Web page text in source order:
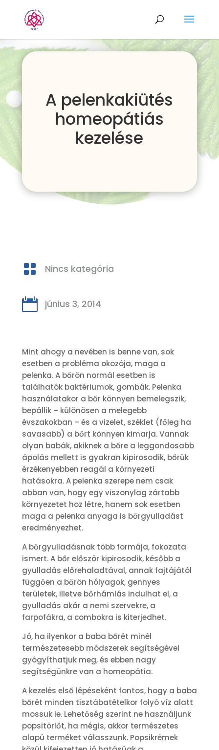
A pelenkakiütés
homeopátiás
kezelése
 Nincs kategória
 június 3, 2014
Mint ahogy a nevében is benne van, sok
esetben a probléma okozója, maga a
pelenka. A bőrön normál esetben is
találhatók baktériumok, gombák. Pelenka
használatakor a bőr könnyen bemelegszik,
bepállik – különösen a melegebb
évszakokban – és a vizelet, széklet (főleg ha
savasabb) a bőrt könnyen kimarja. Vannak
olyan babák, akiknek a bőre a leggondosabb
ápolás mellett is gyakran kipirosodik, bőrük
érzékenyebben reagál a környezeti
hatásokra. A pelenka szerepe nem csak
abban van, hogy egy viszonylag zártabb
környezetet hoz létre, hanem sok esetben
maga a pelenka anyaga is bőrgyulladást
eredményezhet.
A bőrgyulladásnak több formája, fokozata
ismert. A bőr először kipirosodik, később a
gyulladás előrehaladtával, annak fajtájától
függően a bőrön hólyagok, gennyes
területek, illetve bőrhámlás indulhat el, a
gyulladás akár a nemi szervekre, a
farpofákra, a combokra is kiterjedhet.
Jó, ha ilyenkor a baba bőrét minél
természetesebb módszerek segítségével
gyógyíthatjuk meg, és ebben nagy
segítségünkre van a homeopátia.
A kezelés első lépéseként fontos, hogy a baba
bőrét minden tisztábatételkor folyó víz alatt
mossuk le. Lehetőség szerint ne használjunk
popsitörlőt, ha mégis, akkor természetes
alapú terméket válasszunk. Popsikrémek